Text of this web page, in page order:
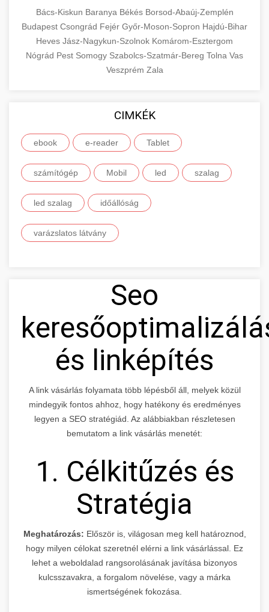
Bács-Kiskun Baranya Békés Borsod-Abaúj-Zemplén
Budapest Csongrád Fejér Győr-Moson-Sopron Hajdú-Bihar
Heves Jász-Nagykun-Szolnok Komárom-Esztergom
Nógrád Pest Somogy Szabolcs-Szatmár-Bereg Tolna Vas
Veszprém Zala
CIMKÉK
ebook e-reader Tablet
számítógép Mobil led szalag
led szalag időállóság
varázslatos látvány
Seo
és linképítés
A link vásárlás folyamata több lépésből áll, melyek közül
mindegyik fontos ahhoz, hogy hatékony és eredményes
legyen a SEO stratégiád. Az alábbiakban részletesen
bemutatom a link vásárlás menetét:
1. Célkitűzés és
Stratégia
Meghatározás: Először is, világosan meg kell határoznod,
hogy milyen célokat szeretnél elérni a link vásárlással. Ez
lehet a weboldalad rangsorolásának javítása bizonyos
kulcsszavakra, a forgalom növelése, vagy a márka
ismertségének fokozása.